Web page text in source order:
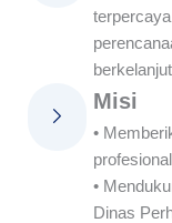
Misi
•
•
Dinas